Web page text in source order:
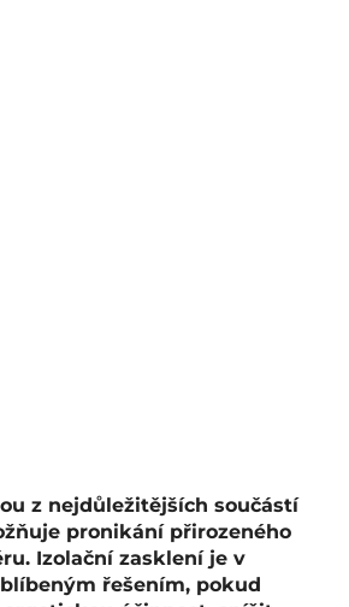
z nejdůležitějších součástí
pronikání přirozeného
Izolační zasklení je v
řešením, pokud